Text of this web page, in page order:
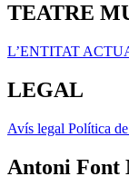
TEATRE
L’ENTITAT
LEGAL
Avís legal Política
Antoni